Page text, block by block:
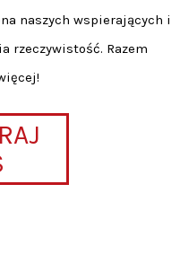
naszych wspierających i
rzeczywistość. Razem